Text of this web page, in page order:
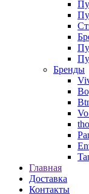
Бренды
Главная
Доставка
Контакты